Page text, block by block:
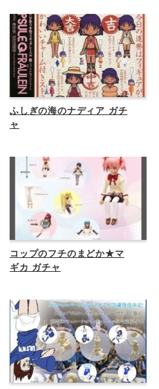
ふしぎの海のナディア ガチ
ャ
コップのフチのまどか★マ
ギカ ガチャ